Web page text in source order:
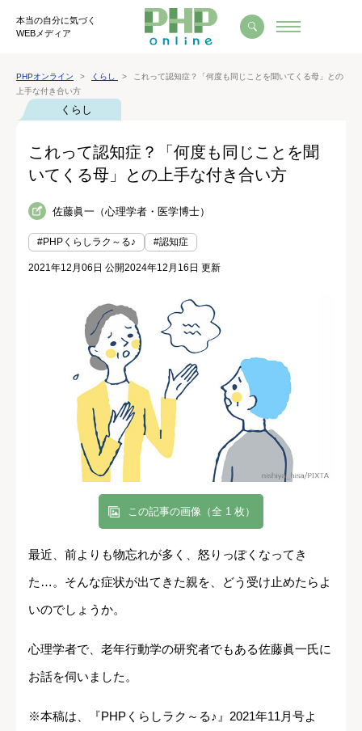
本当の自分に気づく
WEBメディア
PHPオンライン くらし
これって認知症？「何度も同じことを聞いてくる母」との
上手な付き合い方
くらし
これって認知症？「何度も同じことを聞
いてくる母」との上手な付き合い方
佐藤眞一（心理学者・医学博士）
#PHPくらしラク～る♪ #認知症
2021年12月06日 公開2024年12月16日 更新
この記事の画像（全 1 枚）
最近、前よりも物忘れが多く、怒りっぽくなってき
た…。そんな症状が出てきた親を、どう受け止めたらよ
いのでしょうか。
心理学者で、老年行動学の研究者でもある佐藤眞一氏に
お話を伺いました。
※本稿は、『PHPくらしラク～る♪』2021年11月号よ